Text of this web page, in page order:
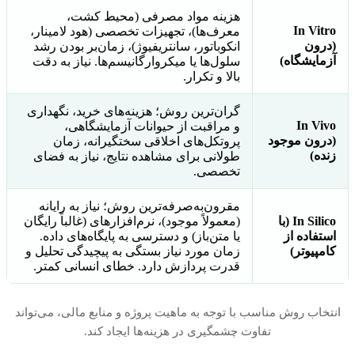
In Vitro
(درون
آزمایشگاه)
هزینه مواد مصرفی (محیط کشت،
معرف‌ها)، تجهیزات تخصصی (هود لامینار،
انکوباتور، سانتریفیوژ)، زمان‌بر بودن رشد
سلول‌ها یا میکروارگانیسم‌ها. نیاز به دقت
بالا و تکرار.
In Vivo
(درون موجود
زنده)
گران‌ترین روش؛ هزینه‌های خرید، نگهداری
و مراقبت از حیوانات آزمایشگاهی،
پروتکل‌های اخلاقی سختگیرانه، زمان
طولانی برای مشاهده نتایج، نیاز به فضای
تخصصی.
In Silico (با
استفاده از
کامپیوتر)
مقرون‌به‌صرفه‌ترین روش؛ نیاز به رایانه
(معمولاً موجود)، نرم‌افزارهای (غالباً رایگان
یا متن‌باز) و دسترسی به پایگاه‌های داده.
زمان مورد نیاز بستگی به پیچیدگی تحلیل و
قدرت پردازش دارد. خطای انسانی کمتر.
انتخاب روش مناسب با توجه به ماهیت پروژه و منابع مالی، می‌تواند
تفاوت چشمگیری در هزینه‌ها ایجاد کند.